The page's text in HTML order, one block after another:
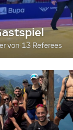
von 13 Referees